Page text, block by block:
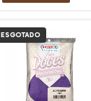
ESGOTADO